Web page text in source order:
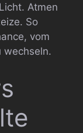
Atmen
So
vom
wechseln.